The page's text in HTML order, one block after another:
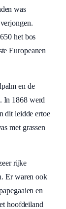
was
het bos
Europeanen
en de
In 1868 werd
dit leidde ertoe
met grassen
rijke
Er waren ook
en
hoofdeiland